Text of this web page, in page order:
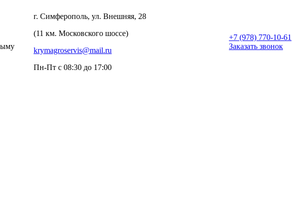
г. Симферополь, ул. Внешняя, 28
(11 км. Московского шоссе)
krymagroservis@mail.ru
Пн-Пт с 08:30 до 17:00
+7 (978) 770-10-61
Заказать звонок